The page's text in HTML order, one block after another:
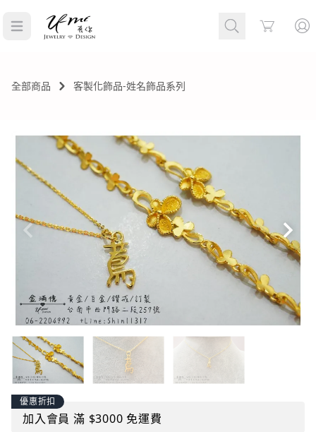
Cart
全部商品 客製化飾品-姓名飾品系列
優惠折扣
加入會員 滿 $3000 免運費